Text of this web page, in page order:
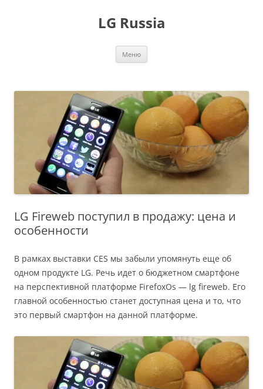
LG Russia
Меню
LG Fireweb поступил в продажу: цена и
особенности
В рамках выставки CES мы забыли упомянуть еще об
одном продукте LG. Речь идет о бюджетном смартфоне
на перспективной платформе FirefoxOs — lg fireweb. Его
главной особенностью станет доступная цена и то, что
это первый смартфон на данной платформе.